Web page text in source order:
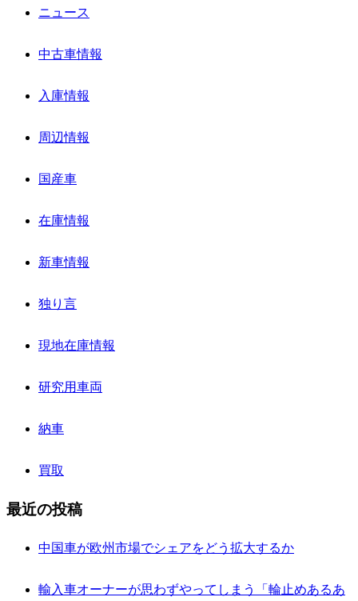
ニュース
中古車情報
入庫情報
周辺情報
国産車
在庫情報
新車情報
独り言
現地在庫情報
研究用車両
納車
買取
最近の投稿
中国車が欧州市場でシェアをどう拡大するか
輸入車オーナーが思わずやってしまう「輪止めあるあ